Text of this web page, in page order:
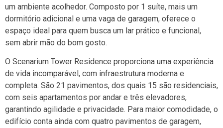
um ambiente acolhedor. Composto por 1 suíte, mais um
dormitório adicional e uma vaga de garagem, oferece o
espaço ideal para quem busca um lar prático e funcional,
sem abrir mão do bom gosto.
O Scenarium Tower Residence proporciona uma experiência
de vida incomparável, com infraestrutura moderna e
completa. São 21 pavimentos, dos quais 15 são residenciais,
com seis apartamentos por andar e três elevadores,
garantindo agilidade e privacidade. Para maior comodidade, o
edifício conta ainda com quatro pavimentos de garagem,